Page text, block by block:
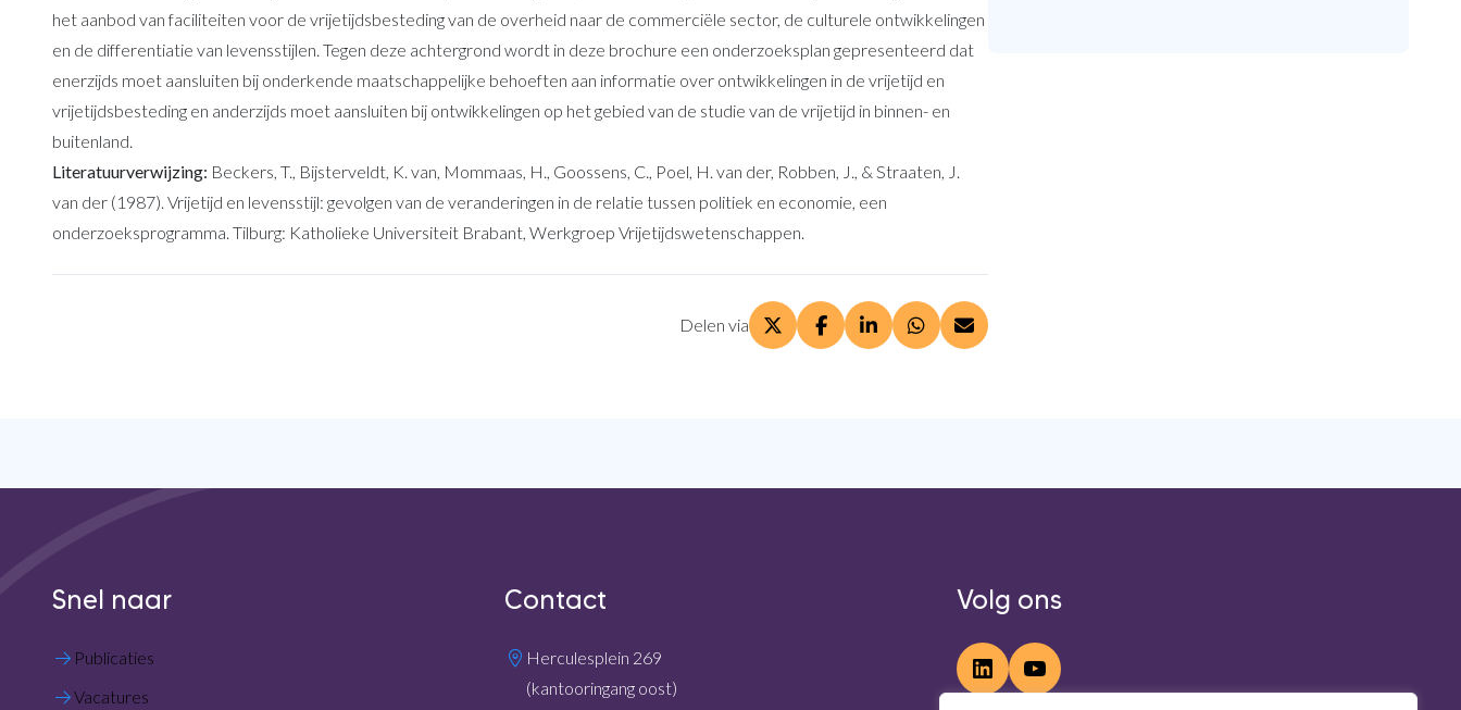
het aanbod van faciliteiten voor de vrijetijdsbesteding van de overheid naar de commerciële sector, de culturele ontwikkelingen
en de differentiatie van levensstijlen. Tegen deze achtergrond wordt in deze brochure een onderzoeksplan gepresenteerd dat
enerzijds moet aansluiten bij onderkende maatschappelijke behoeften aan informatie over ontwikkelingen in de vrijetijd en
vrijetijdsbesteding en anderzijds moet aansluiten bij ontwikkelingen op het gebied van de studie van de vrijetijd in binnen- en
buitenland.
Literatuurverwijzing: Beckers, T., Bijsterveldt, K. van, Mommaas, H., Goossens, C., Poel, H. van der, Robben, J., & Straaten, J.
van der (1987). Vrijetijd en levensstijl: gevolgen van de veranderingen in de relatie tussen politiek en economie, een
onderzoeksprogramma. Tilburg: Katholieke Universiteit Brabant, Werkgroep Vrijetijdswetenschappen.
Delen via Deel via X. opent in een nieuw tabblad
Deel via Facebook. opent in een nieuw tabblad
Deel via LinkedIn. opent in een nieuw tabblad
Deel via WhatsApp. opent in een nieuw tabblad
Deel via Mail. opent in een nieuw tabblad
Snel naar
Publicaties
Vacatures
Contact
Herculesplein 269
(kantooringang oost)
Volg ons
LinkedIn YouTube